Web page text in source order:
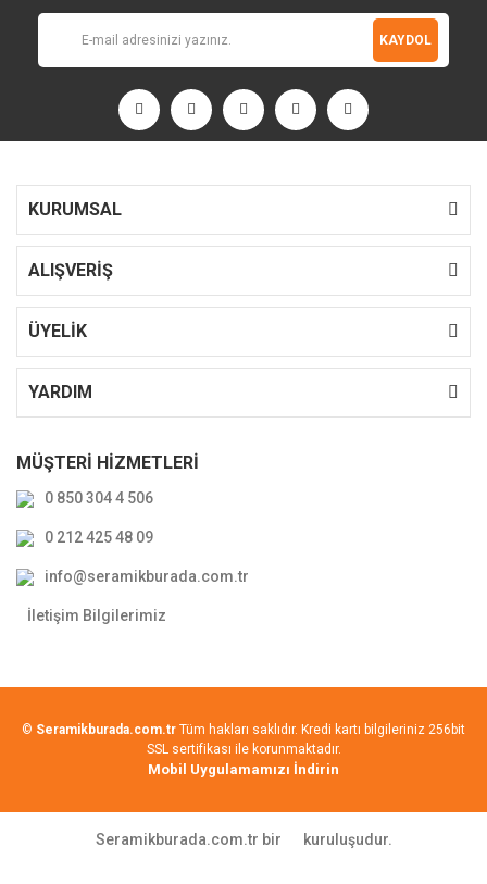
KAYDOL
KURUMSAL
ALIŞVERİŞ
ÜYELİK
YARDIM
MÜŞTERİ HİZMETLERİ
0 850 304 4 506
0 212 425 48 09
info@seramikburada.com.tr
İletişim Bilgilerimiz
© Seramikburada.com.tr Tüm hakları saklıdır. Kredi kartı bilgileriniz 256bit
SSL sertifikası ile korunmaktadır.
Mobil Uygulamamızı İndirin
Seramikburada.com.tr bir kuruluşudur.